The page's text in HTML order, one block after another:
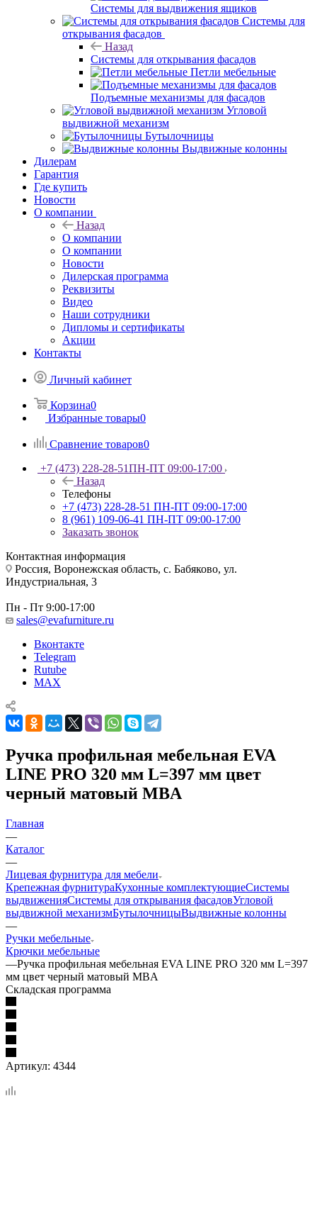
Системы для выдвижения ящиков
Системы для
открывания фасадов
Назад
Системы для открывания фасадов
Петли мебельные
Подъемные механизмы для фасадов
Угловой
выдвижной механизм
Бутылочницы
Выдвижные колонны
Дилерам
Гарантия
Где купить
Новости
О компании
Назад
О компании
О компании
Новости
Дилерская программа
Реквизиты
Видео
Наши сотрудники
Дипломы и сертификаты
Акции
Контакты
Личный кабинет
Корзина0
Избранные товары0
Сравнение товаров0
+7 (473) 228-28-51ПН-ПТ 09:00-17:00
Назад
Телефоны
+7 (473) 228-28-51 ПН-ПТ 09:00-17:00
8 (961) 109-06-41 ПН-ПТ 09:00-17:00
Заказать звонок
Контактная информация
Россия, Воронежская область, с. Бабяково, ул.
Индустриальная, 3
Пн - Пт 9:00-17:00
sales@evafurniture.ru
Вконтакте
Telegram
Rutube
MAX
Ручка профильная мебельная EVA
LINE PRO 320 мм L=397 мм цвет
черный матовый MBA
Главная
—
Каталог
—
Лицевая фурнитура для мебели
Крепежная фурнитураКухонные комплектующиеСистемы
выдвиженияСистемы для открывания фасадовУгловой
выдвижной механизмБутылочницыВыдвижные колонны
—
Ручки мебельные
Крючки мебельные
—Ручка профильная мебельная EVA LINE PRO 320 мм L=397
мм цвет черный матовый MBA
Складская программа
Артикул: 4344